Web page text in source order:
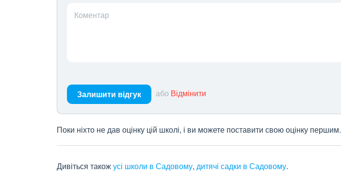
Коментар
Залишити відгук або Відмінити
Поки ніхто не дав оцінку цій школі, і ви можете поставити свою оцінку першим.
Дивіться такожусі школи в Садовому, дитячі садки в Садовому.